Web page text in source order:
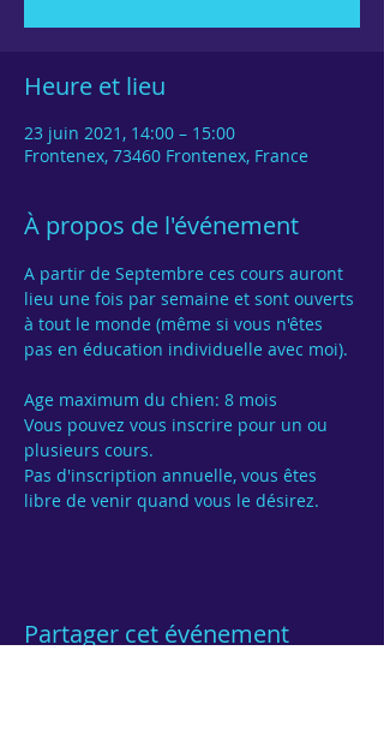
Heure et lieu
23 juin 2021, 14:00 – 15:00
Frontenex, 73460 Frontenex, France
À propos de l'événement
A partir de Septembre ces cours auront
lieu une fois par semaine et sont ouverts
à tout le monde (même si vous n'êtes
pas en éducation individuelle avec moi).
Age maximum du chien: 8 mois
Vous pouvez vous inscrire pour un ou
Pas d'inscription annuelle, vous êtes
Partager cet événement